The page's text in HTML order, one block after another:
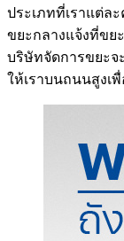
ประเภทที่เราแต่ล
ขยะกลางแจ้งที่ขย
บริษัทจัดการขยะจ
ให้เราบนถนนสูงเ